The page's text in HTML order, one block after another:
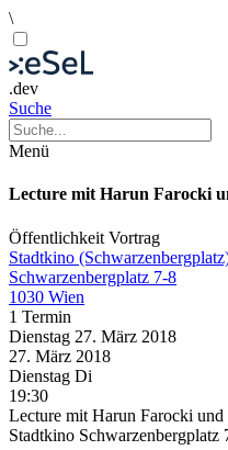
\
.dev
Suche
Menü
Lecture mit Harun Farocki
Öffentlichkeit Vortrag
Stadtkino
Schwarzenbergplatz 7-8
1030 Wien
1 Termin
Dienstag 27. März 2018
27. März 2018
Dienstag Di
19:30
Lecture mit Harun Farocki
Stadtkino Schwarzenbergplatz